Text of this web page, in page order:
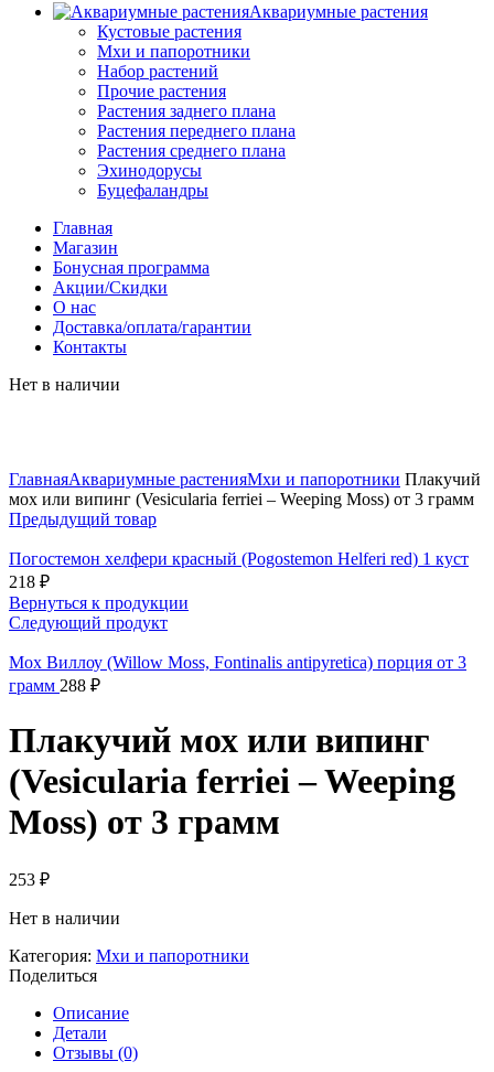
Аквариумные растения
Кустовые растения
Мхи и папоротники
Набор растений
Прочие растения
Растения заднего плана
Растения переднего плана
Растения среднего плана
Эхинодорусы
Буцефаландры
Главная
Магазин
Бонусная программа
Акции/Скидки
О нас
Доставка/оплата/гарантии
Контакты
Нет в наличии
ГлавнаяАквариумные растенияМхи и папоротники Плакучий
мох или випинг (Vesicularia ferriei – Weeping Moss) от 3 грамм
Предыдущий товар
Погостемон хелфери красный (Pogostemon Helferi red) 1 куст
218 ₽
Вернуться к продукции
Следующий продукт
Мох Виллоу (Willow Moss, Fontinalis antipyretica) порция от 3
грамм 288 ₽
Плакучий мох или випинг
(Vesicularia ferriei – Weeping
Moss) от 3 грамм
253 ₽
Нет в наличии
Категория: Мхи и папоротники
Поделиться
Описание
Детали
Отзывы (0)